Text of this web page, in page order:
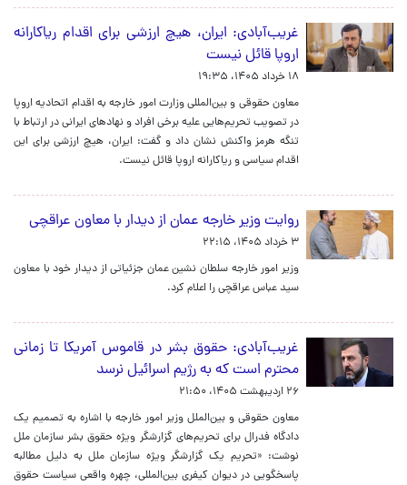
غریب‌آبادی: ایران، هیچ ارزشی برای اقدام ریاکارانه
اروپا قائل نیست
۱۸ خرداد ۱۴۰۵، ۱۹:۳۵
معاون حقوقی و بین‌المللی وزارت امور خارجه به اقدام اتحادیه اروپا
در تصویب تحریم‌هایی علیه برخی افراد و نهادهای ایرانی در ارتباط با
تنگه هرمز واکنش نشان داد و گفت: ایران، هیچ ارزشی برای این
اقدام سیاسی و ریاکارانه اروپا قائل نیست.
روایت وزیر خارجه عمان از دیدار با معاون عراقچی
۳ خرداد ۱۴۰۵، ۲۲:۱۵
وزیر امور خارجه سلطان نشین عمان جزئیاتی از دیدار خود با معاون
سید عباس عراقچی را اعلام کرد.
غریب‌آبادی: حقوق بشر در قاموس آمریکا تا زمانی
محترم است که به رژیم اسرائیل نرسد
۲۶ اردیبهشت ۱۴۰۵، ۲۱:۵۰
معاون حقوقی و بین‌الملل وزیر امور خارجه با اشاره به تصمیم یک
دادگاه فدرال برای تحریم‌های گزارشگر ویژه حقوق بشر سازمان ملل
نوشت: «تحریم یک گزارشگر ویژه سازمان ملل به دلیل مطالبه
پاسخگویی در دیوان کیفری بین‌المللی، چهره واقعی سیاست حقوق